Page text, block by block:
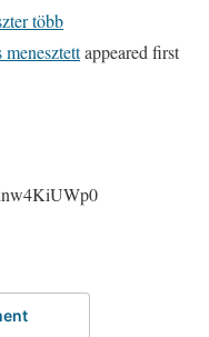
több
appeared first